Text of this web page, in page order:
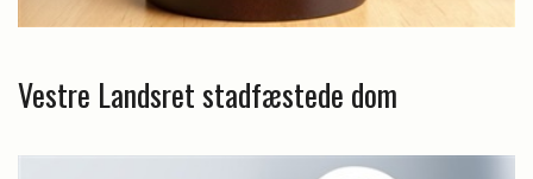
Vestre Landsret stadfæstede dom